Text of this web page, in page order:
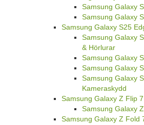
Samsung Galaxy
Samsung Galaxy
Samsung Galaxy S25
Samsung Galaxy
& Hörlurar
Samsung Galaxy
Samsung Galaxy
Samsung Galaxy
Kameraskydd
Samsung Galaxy Z Flip 7
Samsung Galaxy
Samsung Galaxy Z Fold